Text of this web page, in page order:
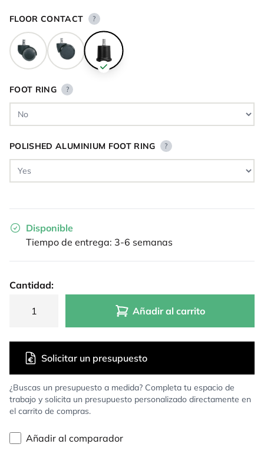
FLOOR CONTACT ?
FOOT RING ?
POLISHED ALUMINIUM FOOT RING ?
Disponible
Tiempo de entrega: 3-6 semanas
Cantidad:
Añadir al carrito
¿Buscas un presupuesto a medida? Completa tu espacio de
trabajo y solicita un presupuesto personalizado directamente en
el carrito de compras.
Solicitar un presupuesto
Añadir al comparador